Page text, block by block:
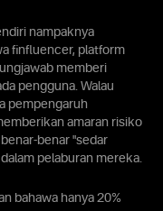
nampaknya
finfluencer, platform
memberi
pengguna. Walau
pempengaruh
amaran risiko
benar "sedar
pelaburan mereka.
bahawa hanya 20%